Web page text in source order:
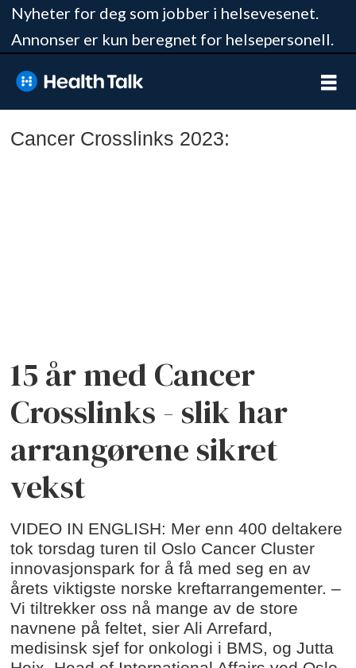
Nyheter for deg som jobber i helsevesenet.
Annonser er kun beregnet for helsepersonell.
Cancer Crosslinks 2023:
15 år med Cancer
Crosslinks - slik har
arrangørene sikret
vekst
VIDEO IN ENGLISH: Mer enn 400 deltakere
tok torsdag turen til Oslo Cancer Cluster
innovasjonspark for å få med seg en av
årets viktigste norske kreftarrangementer. –
Vi tiltrekker oss nå mange av de store
navnene på feltet, sier Ali Arrefard,
medisinsk sjef for onkologi i BMS, og Jutta